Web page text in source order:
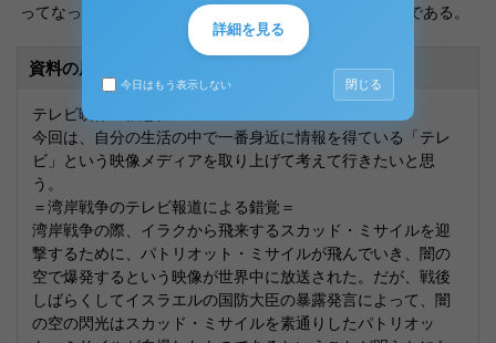
ってなったのかは、確認を取らないまま放送していたのである。
資料の原本内容
テレビ映像の信憑性
今回は、自分の生活の中で一番身近に情報を得ている「テレ
ビ」という映像メディアを取り上げて考えて行きたいと思
う。
＝湾岸戦争のテレビ報道による錯覚＝
湾岸戦争の際、イラクから飛来するスカッド・ミサイルを迎
撃するために、パトリオット・ミサイルが飛んでいき、闇の
空で爆発するという映像が世界中に放送された。だが、戦後
しばらくしてイスラエルの国防大臣の暴露発言によって、闇
の空の閃光はスカッド・ミサイルを素通りしたパトリオッ
詳細を見る
今日はもう表示しない 閉じる